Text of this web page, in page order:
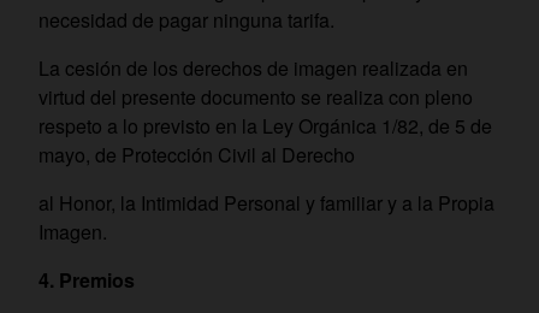
necesidad de pagar ninguna tarifa.
La cesión de los derechos de imagen realizada en
virtud del presente documento se realiza con pleno
respeto a lo previsto en la Ley Orgánica 1/82, de 5 de
mayo, de Protección Civil al Derecho
al Honor, la Intimidad Personal y familiar y a la Propia
Imagen.
4. Premios